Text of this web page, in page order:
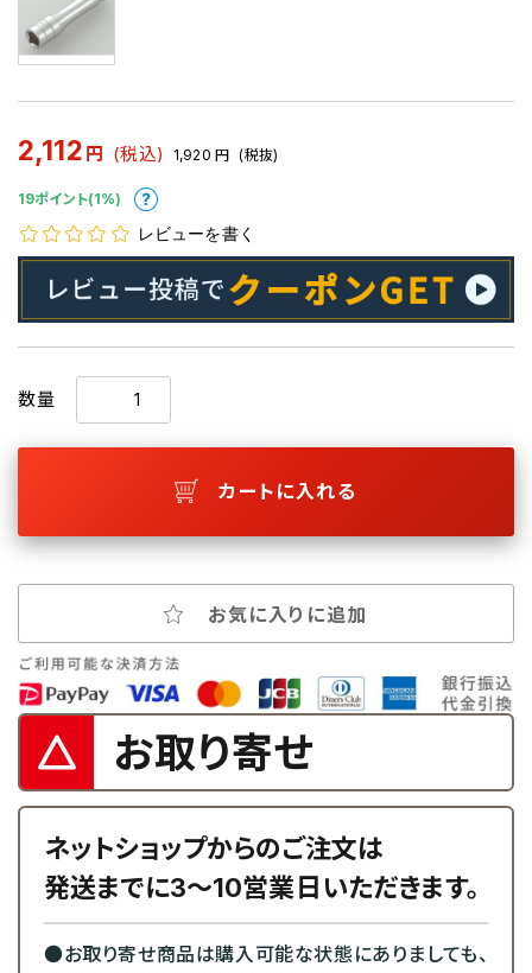
2,112 円 (税込) 1,920 円 (税抜)
19ポイント(1%)
レビューを書く
数量
カートに入れる
お気に入りに追加
お取り寄せ
ネットショップからのご注文は
発送までに3～10営業日いただきます。
●お取り寄せ商品は購入可能な状態にありましても、